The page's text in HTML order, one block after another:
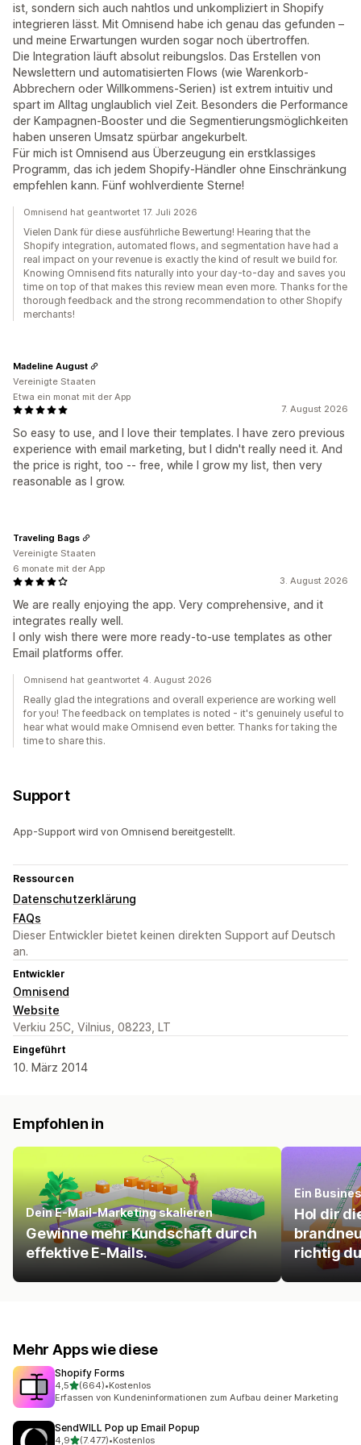
ist, sondern sich auch nahtlos und unkompliziert in Shopify
integrieren lässt. Mit Omnisend habe ich genau das gefunden –
und meine Erwartungen wurden sogar noch übertroffen.
Die Integration läuft absolut reibungslos. Das Erstellen von
Newslettern und automatisierten Flows (wie Warenkorb-
Abbrechern oder Willkommens-Serien) ist extrem intuitiv und
spart im Alltag unglaublich viel Zeit. Besonders die Performance
der Kampagnen-Booster und die Segmentierungsmöglichkeiten
haben unseren Umsatz spürbar angekurbelt.
Für mich ist Omnisend aus Überzeugung ein erstklassiges
Programm, das ich jedem Shopify-Händler ohne Einschränkung
empfehlen kann. Fünf wohlverdiente Sterne!
Omnisend hat geantwortet 17. Juli 2026
Vielen Dank für diese ausführliche Bewertung! Hearing that the
Shopify integration, automated flows, and segmentation have had a
real impact on your revenue is exactly the kind of result we build for.
Knowing Omnisend fits naturally into your day-to-day and saves you
time on top of that makes this review mean even more. Thanks for the
thorough feedback and the strong recommendation to other Shopify
merchants!
7. August 2026
So easy to use, and I love their templates. I have zero previous
experience with email marketing, but I didn't really need it. And
the price is right, too -- free, while I grow my list, then very
reasonable as I grow.
Madeline August
Vereinigte Staaten
Etwa ein monat mit der App
3. August 2026
We are really enjoying the app. Very comprehensive, and it
integrates really well.
I only wish there were more ready-to-use templates as other
Email platforms offer.
Traveling Bags
Vereinigte Staaten
6 monate mit der App
Omnisend hat geantwortet 4. August 2026
Really glad the integrations and overall experience are working well
for you! The feedback on templates is noted - it's genuinely useful to
hear what would make Omnisend even better. Thanks for taking the
time to share this.
Support
App-Support wird von Omnisend bereitgestellt.
Ressourcen
Datenschutzerklärung
FAQs
Dieser Entwickler bietet keinen direkten Support auf Deutsch
an.
Entwickler
Omnisend
Website
Verkiu 25C, Vilnius, 08223, LT
Eingeführt
10. März 2014
Empfohlen in
Dein E-Mail-Marketing skalieren
Gewinne mehr Kundschaft durch
effektive E-Mails.
Ein
Hol dir
richtig
Mehr Apps wie diese
Shopify Forms
4,5von 5 Sternen
(664)
664 Rezensionen insgesamt
•Kostenlos
Erfassen von Kundeninformationen zum Aufbau deiner Marketing
SendWILL Pop up Email Popup
4,9von 5 Sternen
(7.477)•Kostenlos